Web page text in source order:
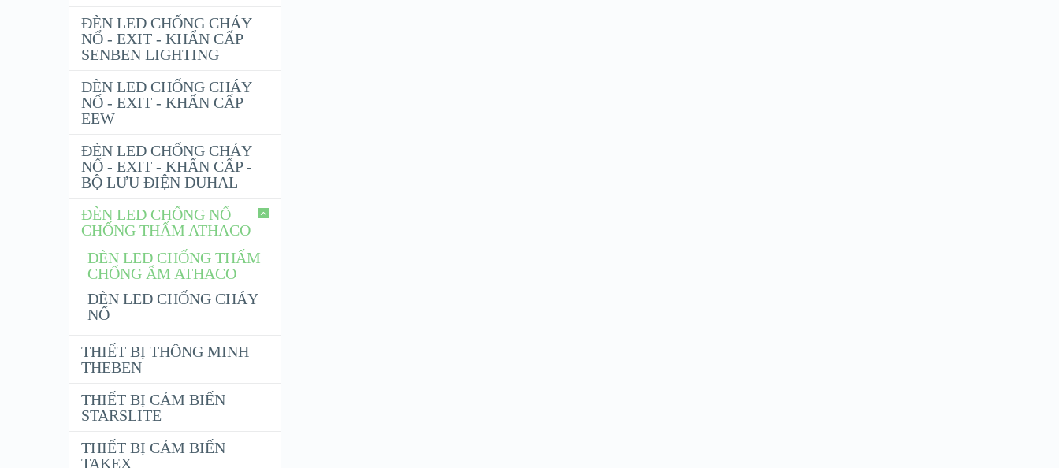
ĐÈN LED CHỐNG CHÁY
NỔ - EXIT - KHẨN CẤP
SENBEN LIGHTING
ĐÈN LED CHỐNG CHÁY
NỔ - EXIT - KHẨN CẤP
EEW
ĐÈN LED CHỐNG CHÁY
NỔ - EXIT - KHẨN CẤP -
BỘ LƯU ĐIỆN DUHAL
ĐÈN LED CHỐNG NỔ
CHỐNG THẤM ATHACO
ĐÈN LED CHỐNG THẤM
CHỐNG ẨM ATHACO
ĐÈN LED CHỐNG CHÁY
NỔ
THIẾT BỊ THÔNG MINH
THEBEN
THIẾT BỊ CẢM BIẾN
STARSLITE
THIẾT BỊ CẢM BIẾN
TAKEX